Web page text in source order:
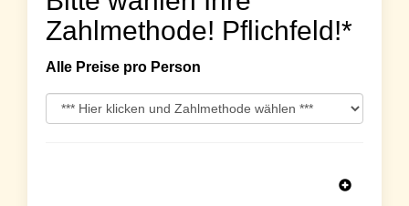
Zahlmethode! Pflichfeld!*
Alle Preise pro Person